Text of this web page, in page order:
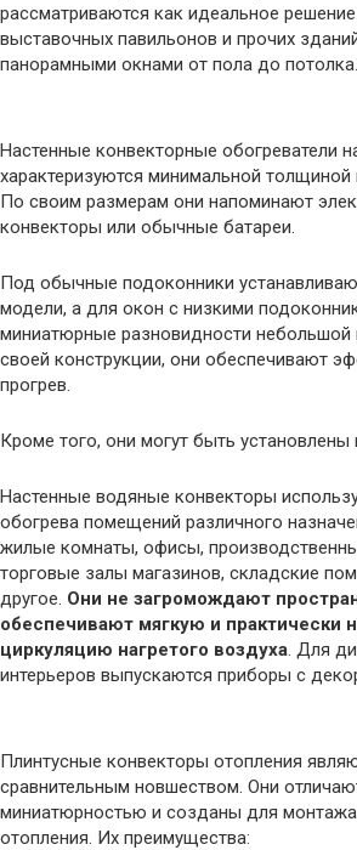
рассматриваются как идеальное
выставочных павильонов и прочих
панорамными окнами от пола до потолка.
Настенные конвекторные обогреватели
характеризуются минимальной
По своим размерам они напоминают
конвекторы или обычные батареи.
Под обычные подоконники
модели, а для окон с низкими
миниатюрные разновидности небольшой
своей конструкции, они обеспечивают
прогрев.
Кроме того, они могут быть установлены
Настенные водяные конвекторы
обогрева помещений различного
жилые комнаты, офисы,
торговые залы магазинов, складские
другое. Они не загромождают
обеспечивают мягкую и практически
циркуляцию нагретого воздуха. Для
интерьеров выпускаются приборы с
Плинтусные конвекторы отопления
сравнительным новшеством. Они
миниатюрностью и созданы для монтажа
отопления. Их преимущества: